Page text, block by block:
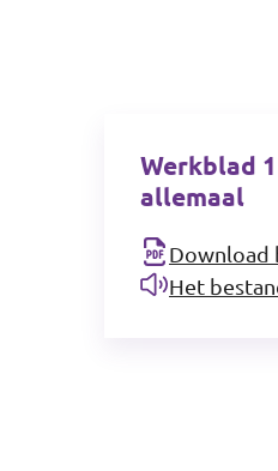
Werkblad
allemaal
Download
Het